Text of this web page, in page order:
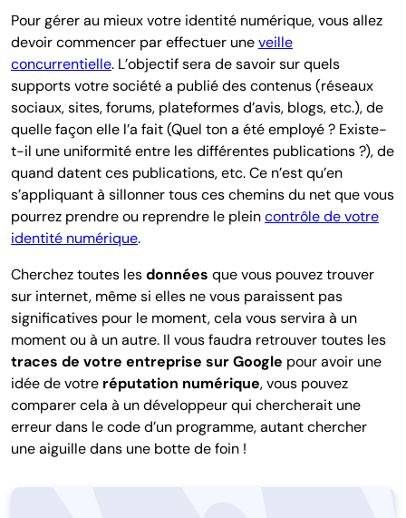
Pour gérer au mieux votre identité numérique, vous allez
devoir commencer par effectuer uneveille
concurrentielle. L’objectif sera de savoir sur quels
supports votre société a publié des contenus (réseaux
sociaux, sites, forums, plateformes d’avis, blogs, etc.), de
quelle façon elle l’a fait (Quel ton a été employé ? Existe-
t-il une uniformité entre les différentes publications ?), de
quand datent ces publications, etc. Ce n’est qu’en
s’appliquant à sillonner tous ces chemins du net que vous
pourrez prendre ou reprendre le pleincontrôle de votre
identité numérique.
Cherchez toutes lesdonnées que vous pouvez trouver
sur internet, même si elles ne vous paraissent pas
significatives pour le moment, cela vous servira à un
moment ou à un autre. Il vous faudra retrouver toutes les
traces de votre entreprise sur Google pour avoir une
idée de votre réputation numérique, vous pouvez
comparer cela à un développeur qui chercherait une
erreur dans le code d’un programme, autant chercher
une aiguille dans une botte de foin !